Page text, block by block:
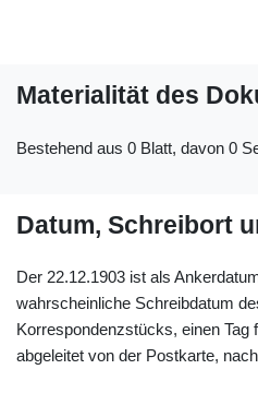
Materialität des
Bestehend aus 0 Blatt, davon 0
Datum, Schreibort
Der 22.12.1903 ist als
wahrscheinliche Schreibdatum
Korrespondenzstücks, einen Tag
abgeleitet von der Postkarte,